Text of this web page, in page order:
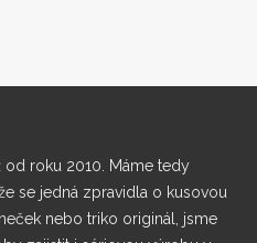
roku 2010. Máme tedy
se jedná zpravidla o kusovou
nebo triko originál, jsme